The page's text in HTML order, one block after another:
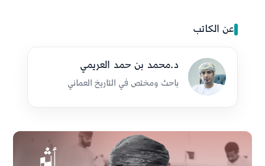
عن الكاتب
د.محمد بن حمد العريمي
باحث ومختص في التاريخ العماني